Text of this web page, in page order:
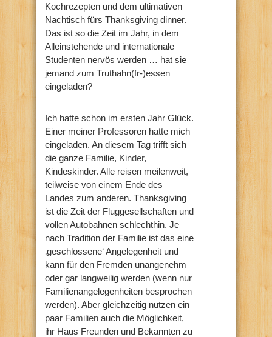
Kochrezepten und dem ultimativen
Nachtisch fürs Thanksgiving dinner.
Das ist so die Zeit im Jahr, in dem
Alleinstehende und internationale
Studenten nervös werden … hat sie
jemand zum Truthahn(fr-)essen
eingeladen?
Ich hatte schon im ersten Jahr Glück.
Einer meiner Professoren hatte mich
eingeladen. An diesem Tag trifft sich
die ganze Familie, Kinder,
Kindeskinder. Alle reisen meilenweit,
teilweise von einem Ende des
Landes zum anderen. Thanksgiving
ist die Zeit der Fluggesellschaften und
vollen Autobahnen schlechthin. Je
nach Tradition der Familie ist das eine
‚geschlossene‘ Angelegenheit und
kann für den Fremden unangenehm
oder gar langweilig werden (wenn nur
Familienangelegenheiten besprochen
werden). Aber gleichzeitig nutzen ein
paar Familien auch die Möglichkeit,
ihr Haus Freunden und Bekannten zu